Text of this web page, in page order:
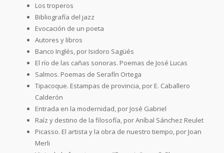
Los troperos
Bibliografía del jazz
Evocación de un poeta
Autores y libros
Banco Inglés, por Isidoro Sagüés
El río de las cañas sonoras. Poemas de José Lucas
Salmos. Poemas de Serafín Ortega
Tipacoque. Estampas de provincia, por E. Caballero
Calderón
Entrada en la modernidad, por José Gabriel
Raíz y destino de la filosofía, por Aníbal Sánchez Reulet
Picasso. El artista y la obra de nuestro tiempo, por Joan
Merli